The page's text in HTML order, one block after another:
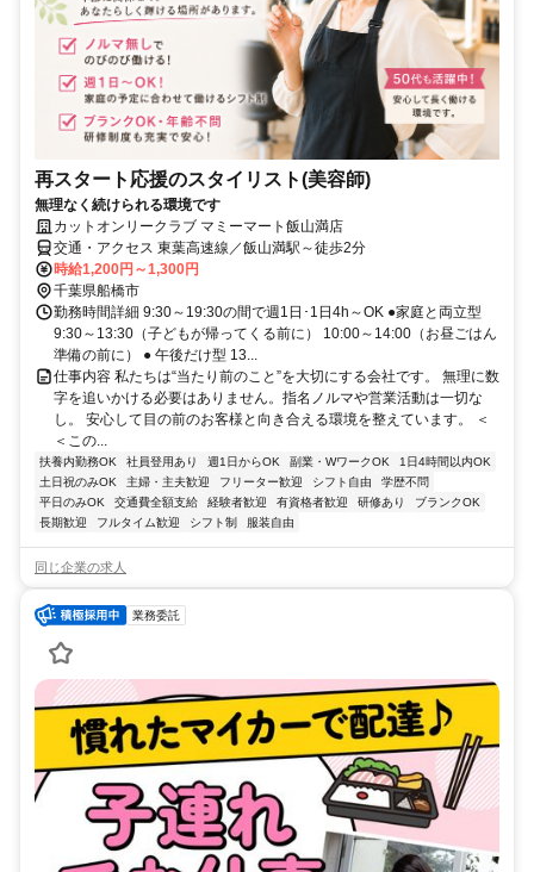
再スタート応援のスタイリスト(美容師)
無理なく続けられる環境です
カットオンリークラブ マミーマート飯山満店
交通・アクセス 東葉高速線／飯山満駅～徒歩2分
時給1,200円～1,300円
千葉県船橋市
勤務時間詳細 9:30～19:30の間で週1日･1日4h～OK ●家庭と両立型
9:30～13:30（子どもが帰ってくる前に） 10:00～14:00（お昼ごはん
準備の前に） ● 午後だけ型 13...
仕事内容 私たちは“当たり前のこと”を大切にする会社です。 無理に数
字を追いかける必要はありません。指名ノルマや営業活動は一切な
し。 安心して目の前のお客様と向き合える環境を整えています。 ＜
＜この...
扶養内勤務OK 社員登用あり 週1日からOK 副業・WワークOK
1日4時間以内OK
土日祝のみOK
主婦・主夫歓迎 フリーター歓迎 シフト自由
学歴不問
平日のみOK
交通費全額支給 経験者歓迎 有資格者歓迎 研修あり
ブランクOK
長期歓迎
フルタイム歓迎 シフト制 服装自由
同じ企業の求人
業務委託